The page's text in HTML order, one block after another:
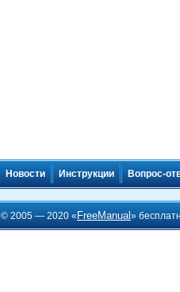
Новости Инструкции Вопрос-
© 2005 — 2020 « FreeManual»